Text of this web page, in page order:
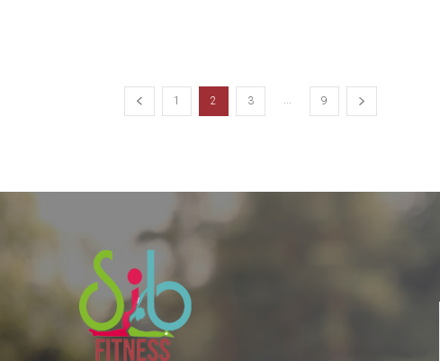
1 2 3 ... 9